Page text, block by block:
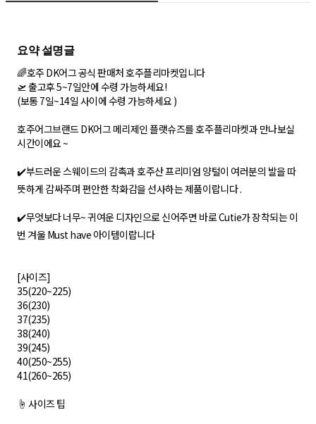
요약 설명글
🌈호주 DK어그 공식 판매처 호주플리마켓입니다
🛫 출고후 5~7일안에 수령 가능하세요!
(보통 7일~14일 사이에 수령 가능하세요 )
호주어그브랜드 DK어그 메리제인 플랫슈즈를 호주플리마켓과 만나보실
시간이에요 ~
✔️부드러운 스웨이드의 감촉과 호주산 프리미엄 양털이 여러분의 발을 따
뜻하게 감싸주며 편안한 착화감을 선사하는 제품이랍니다 .
✔️무엇보다 너무~ 귀여운 디자인으로 신어주면 바로 Cutie가 장착되는 이
번 겨울 Must have 아이템이랍니다
[사이즈]
35(220~225)
36(230)
37(235)
38(240)
39(245)
40(250~255)
41(260~265)
☝️ 사이즈 팁